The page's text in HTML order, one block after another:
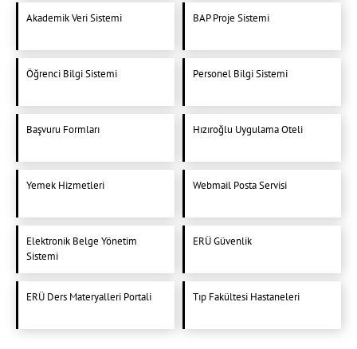
Akademik Veri Sistemi BAP Proje Sistemi
Öğrenci Bilgi Sistemi Personel Bilgi Sistemi
Başvuru Formları Hızıroğlu Uygulama Oteli
Yemek Hizmetleri Webmail Posta Servisi
Elektronik Belge Yönetim
Sistemi
ERÜ Güvenlik
ERÜ Ders Materyalleri Portali Tıp Fakültesi Hastaneleri